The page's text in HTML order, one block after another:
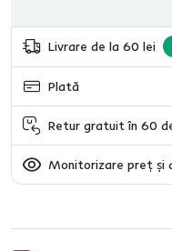
Livrare de la 60 lei
Plată
Retur gratuit în 60
Monitorizare preț și